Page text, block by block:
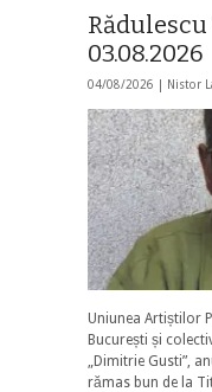
Rădulescu
03.08.2026
04/08/2026 | Nistor
Uniunea Artiștilor
București și
„Dimitrie Gusti”,
rămas bun de la